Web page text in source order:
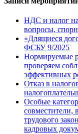
НДС и налог на
вопросы,
«Длящиеся
ФСБУ 9/2025
Нормируемые
проверяем
эффективных
Отказ в
Особые
совместители,
трудового
кадровых